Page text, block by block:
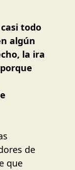
todo
algún
la ira
de
que